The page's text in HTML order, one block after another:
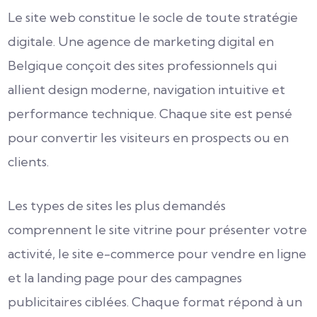
Le site web constitue le socle de toute stratégie
digitale. Une agence de marketing digital en
Belgique conçoit des sites professionnels qui
allient design moderne, navigation intuitive et
performance technique. Chaque site est pensé
pour convertir les visiteurs en prospects ou en
clients.
Les types de sites les plus demandés
comprennent le site vitrine pour présenter votre
activité, le site e-commerce pour vendre en ligne
et la landing page pour des campagnes
publicitaires ciblées. Chaque format répond à un